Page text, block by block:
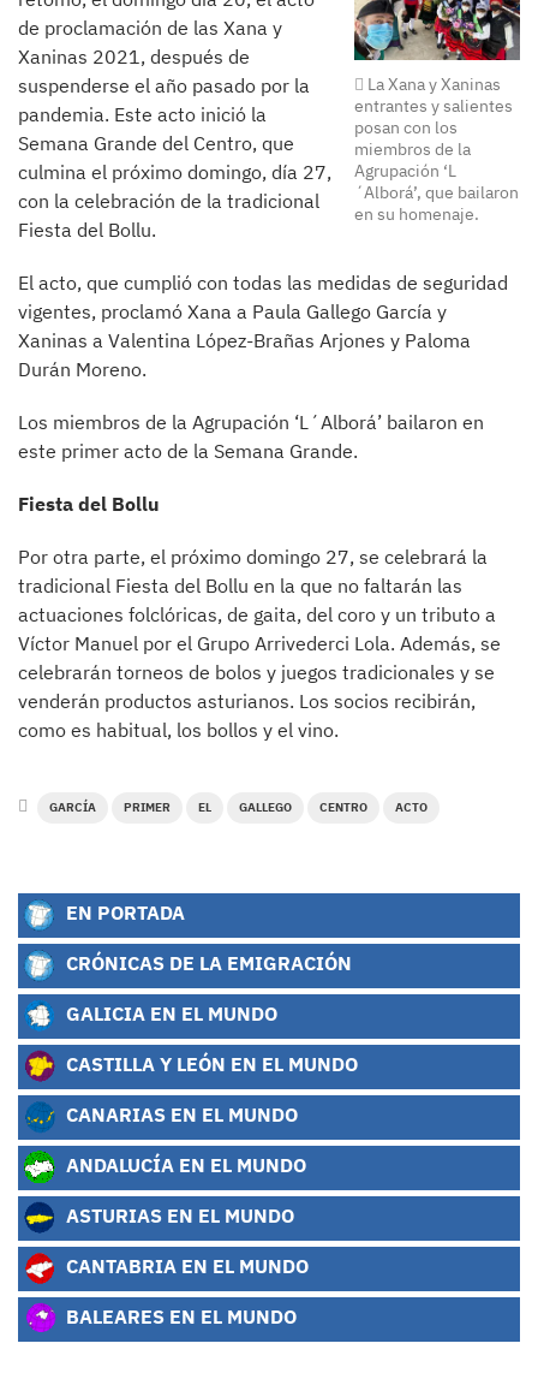
La Xana y Xaninas
entrantes y salientes
posan con los
miembros de la
Agrupación ‘L
´Alborá’, que bailaron
en su homenaje.
de proclamación de las Xana y
Xaninas 2021, después de
suspenderse el año pasado por la
pandemia. Este acto inició la
Semana Grande del Centro, que
culmina el próximo domingo, día 27,
con la celebración de la tradicional
Fiesta del Bollu.
El acto, que cumplió con todas las medidas de seguridad
vigentes, proclamó Xana a Paula Gallego García y
Xaninas a Valentina López-Brañas Arjones y Paloma
Durán Moreno.
Los miembros de la Agrupación ‘L´Alborá’ bailaron en
este primer acto de la Semana Grande.
Fiesta del Bollu
Por otra parte, el próximo domingo 27, se celebrará la
tradicional Fiesta del Bollu en la que no faltarán las
actuaciones folclóricas, de gaita, del coro y un tributo a
Víctor Manuel por el Grupo Arrivederci Lola. Además, se
celebrarán torneos de bolos y juegos tradicionales y se
venderán productos asturianos. Los socios recibirán,
como es habitual, los bollos y el vino.
GARCÍA PRIMER EL GALLEGO CENTRO ACTO
EN PORTADA
CRÓNICAS DE LA EMIGRACIÓN
GALICIA EN EL MUNDO
CASTILLA Y LEÓN EN EL MUNDO
CANARIAS EN EL MUNDO
ANDALUCÍA EN EL MUNDO
ASTURIAS EN EL MUNDO
CANTABRIA EN EL MUNDO
BALEARES EN EL MUNDO